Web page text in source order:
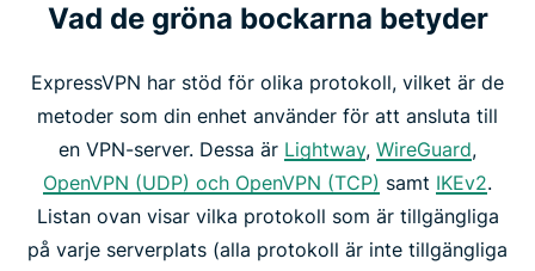
Vad de gröna bockarna betyder
ExpressVPN har stöd för olika protokoll, vilket är de
metoder som din enhet använder för att ansluta till
en VPN-server. Dessa är Lightway, WireGuard,
OpenVPN (UDP) och OpenVPN (TCP) samt IKEv2.
Listan ovan visar vilka protokoll som är tillgängliga
på varje serverplats (alla protokoll är inte tillgängliga